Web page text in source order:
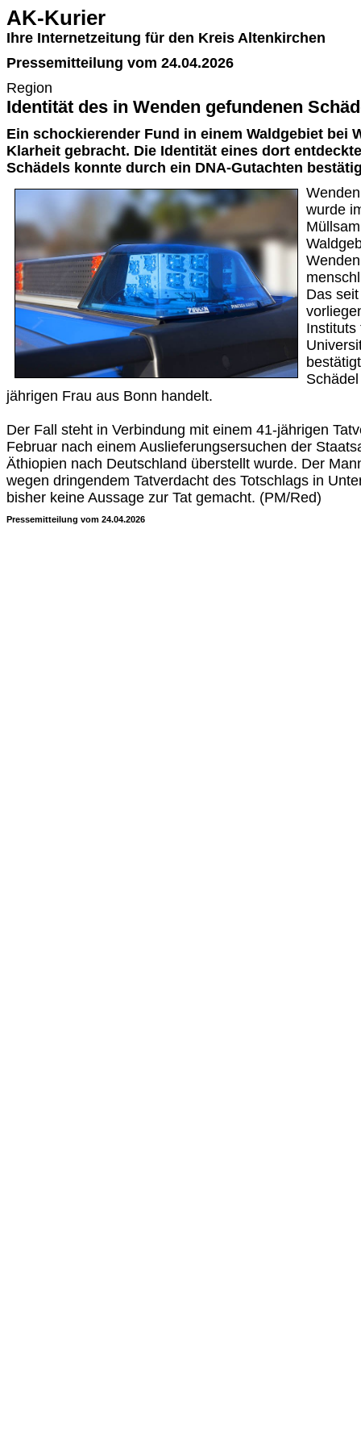
AK-Kurier
Ihre Internetzeitung für den Kreis Altenkirchen
Pressemitteilung vom 24.04.2026
Region
Identität des in Wenden gefundenen
Ein schockierender Fund in einem Waldgebiet bei
Klarheit gebracht. Die Identität eines dort
Schädels konnte durch ein DNA-Gutachten
wurde
Das
Instituts
jährigen Frau aus Bonn handelt.
Der Fall steht in Verbindung mit einem 41-jährigen
Februar nach einem Auslieferungsersuchen der
Äthiopien nach Deutschland überstellt wurde. Der
wegen dringendem Tatverdacht des Totschlags in
bisher keine Aussage zur Tat gemacht. (PM/Red)
Pressemitteilung vom 24.04.2026